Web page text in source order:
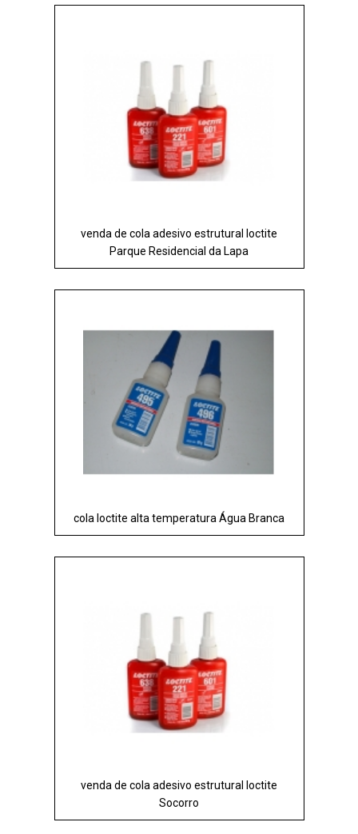
venda de cola adesivo estrutural loctite
Parque Residencial da Lapa
cola loctite alta temperatura Água Branca
venda de cola adesivo estrutural loctite
Socorro